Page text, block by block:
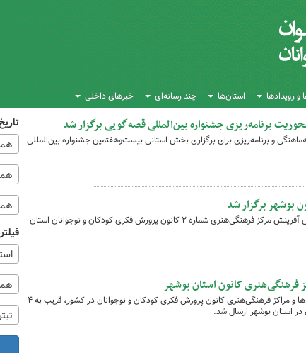
و رویدادها استان‌ها چند رسانه‌ای خبرهای داخلی
برنامه‌ریزی جشنواره بین‌المللی قصه‌گویی برگزار شد
و برنامه‌ریزی برای برگزاری بخش استانی بیست‌وهفتمین جشنواره بین‌المللی
بوشهر برگزار شد
آیین اختتامیه جشنواره فرهنگی « نَهال» در سالن آفرینش مرکز فرهنگی‌هنری شماره ۲ کانون پرورش فکری کودکان و نوجوانان استان
هم‌زمان با اجرای طرح سراسری تجهیز کتاب‌خانه‌ها و مراکز فرهنگی‌هنری کانون پرورش فکری کودکان و نوجوانان در کشور، قریب به ۴
در استان بوشهر ارسال شد.